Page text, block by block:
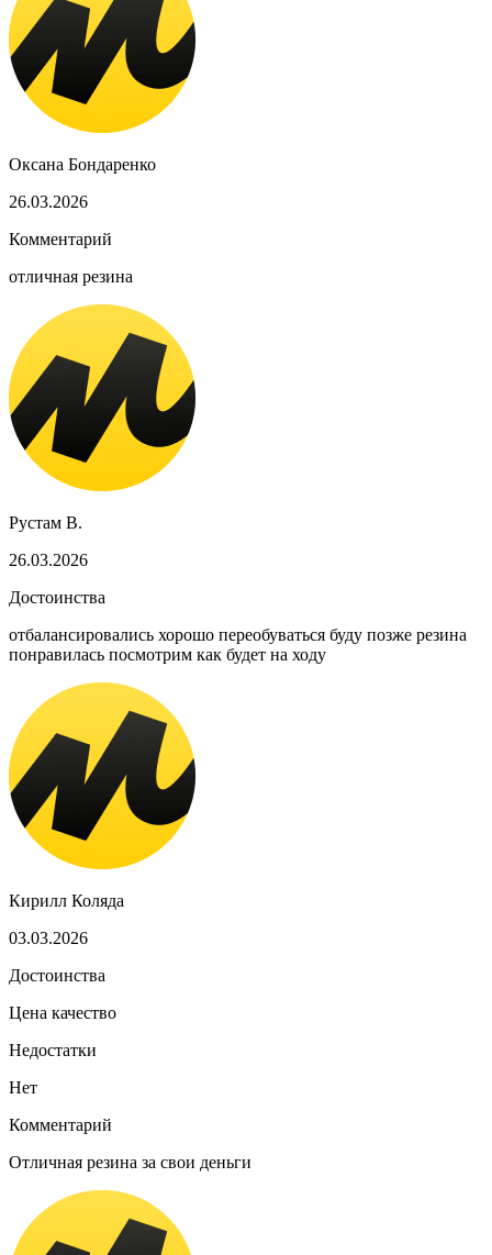
Оксана Бондаренко
26.03.2026
Комментарий
отличная резина
Рустам В.
26.03.2026
Достоинства
отбалансировались хорошо переобуваться буду позже резина
понравилась посмотрим как будет на ходу
Кирилл Коляда
03.03.2026
Достоинства
Цена качество
Недостатки
Нет
Комментарий
Отличная резина за свои деньги